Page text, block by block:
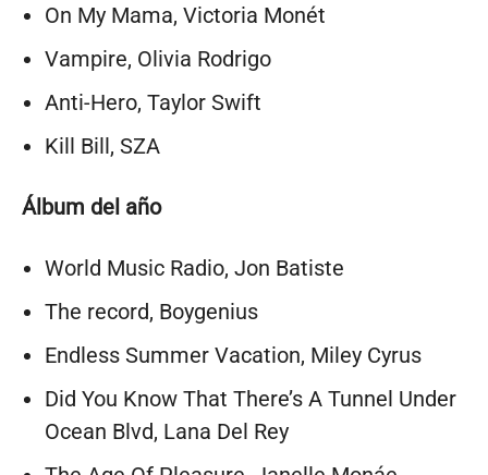
On My Mama, Victoria Monét
Vampire, Olivia Rodrigo
Anti-Hero, Taylor Swift
Kill Bill, SZA
Álbum del año
World Music Radio, Jon Batiste
The record, Boygenius
Endless Summer Vacation, Miley Cyrus
Did You Know That There’s A Tunnel Under
Ocean Blvd, Lana Del Rey